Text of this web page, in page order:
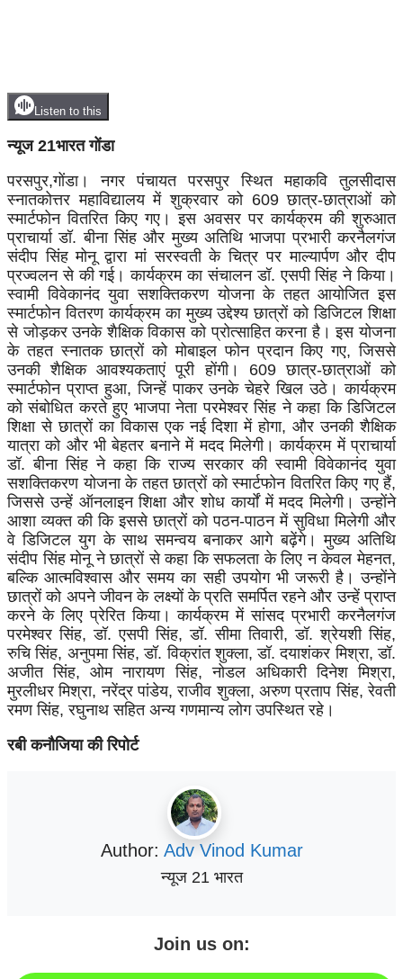
Listen to this
न्यूज 21भारत गोंडा
परसपुर,गोंडा। नगर पंचायत परसपुर स्थित महाकवि तुलसीदास
स्नातकोत्तर महाविद्यालय में शुक्रवार को 609 छात्र-छात्राओं को
स्मार्टफोन वितरित किए गए। इस अवसर पर कार्यक्रम की शुरुआत
प्राचार्या डॉ. बीना सिंह और मुख्य अतिथि भाजपा प्रभारी करनैलगंज
संदीप सिंह मोनू द्वारा मां सरस्वती के चित्र पर माल्यार्पण और दीप
प्रज्वलन से की गई। कार्यक्रम का संचालन डॉ. एसपी सिंह ने किया।
स्वामी विवेकानंद युवा सशक्तिकरण योजना के तहत आयोजित इस
स्मार्टफोन वितरण कार्यक्रम का मुख्य उद्देश्य छात्रों को डिजिटल शिक्षा
से जोड़कर उनके शैक्षिक विकास को प्रोत्साहित करना है। इस योजना
के तहत स्नातक छात्रों को मोबाइल फोन प्रदान किए गए, जिससे
उनकी शैक्षिक आवश्यकताएं पूरी होंगी। 609 छात्र-छात्राओं को
स्मार्टफोन प्राप्त हुआ, जिन्हें पाकर उनके चेहरे खिल उठे। कार्यक्रम
को संबोधित करते हुए भाजपा नेता परमेश्वर सिंह ने कहा कि डिजिटल
शिक्षा से छात्रों का विकास एक नई दिशा में होगा, और उनकी शैक्षिक
यात्रा को और भी बेहतर बनाने में मदद मिलेगी। कार्यक्रम में प्राचार्या
डॉ. बीना सिंह ने कहा कि राज्य सरकार की स्वामी विवेकानंद युवा
सशक्तिकरण योजना के तहत छात्रों को स्मार्टफोन वितरित किए गए हैं,
जिससे उन्हें ऑनलाइन शिक्षा और शोध कार्यों में मदद मिलेगी। उन्होंने
आशा व्यक्त की कि इससे छात्रों को पठन-पाठन में सुविधा मिलेगी और
वे डिजिटल युग के साथ समन्वय बनाकर आगे बढ़ेंगे। मुख्य अतिथि
संदीप सिंह मोनू ने छात्रों से कहा कि सफलता के लिए न केवल मेहनत,
बल्कि आत्मविश्वास और समय का सही उपयोग भी जरूरी है। उन्होंने
छात्रों को अपने जीवन के लक्ष्यों के प्रति समर्पित रहने और उन्हें प्राप्त
करने के लिए प्रेरित किया। कार्यक्रम में सांसद प्रभारी करनैलगंज
परमेश्वर सिंह, डॉ. एसपी सिंह, डॉ. सीमा तिवारी, डॉ. श्रेयशी सिंह,
रुचि सिंह, अनुपमा सिंह, डॉ. विक्रांत शुक्ला, डॉ. दयाशंकर मिश्रा, डॉ.
अजीत सिंह, ओम नारायण सिंह, नोडल अधिकारी दिनेश मिश्रा,
मुरलीधर मिश्रा, नरेंद्र पांडेय, राजीव शुक्ला, अरुण प्रताप सिंह, रेवती
रमण सिंह, रघुनाथ सहित अन्य गणमान्य लोग उपस्थित रहे।
रबी कनौजिया की रिपोर्ट
Author: Adv Vinod Kumar
न्यूज 21 भारत
Join us on: